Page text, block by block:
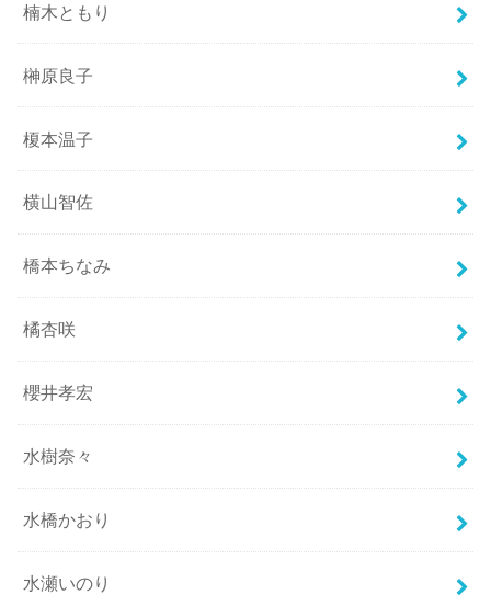
楠木ともり
榊原良子
榎本温子
横山智佐
橋本ちなみ
橘杏咲
櫻井孝宏
水樹奈々
水橋かおり
水瀬いのり